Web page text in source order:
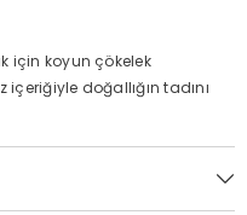
için koyun çökelek
içeriğiyle doğallığın tadını